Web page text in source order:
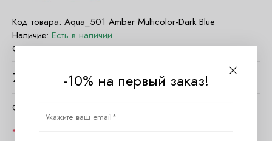
Код товара: Aqua_501 Amber Multicolor-Dark Blue
Наличие: Есть в наличии
Страна:Польша
7100 руб.
Очистить параметры
-10% на первый заказ!